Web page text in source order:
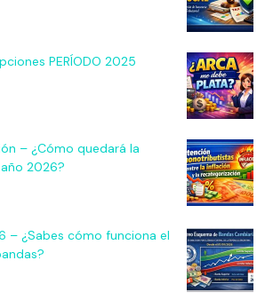
PERÍODO 2025
– ¿Cómo quedará la
2026?
– ¿Sabes cómo funciona el